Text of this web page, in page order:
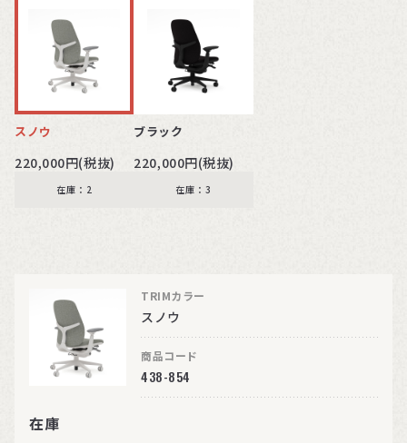
スノウ
220,000円(税抜)
在庫：2
ブラック
220,000円(税抜)
在庫：3
TRIMカラー
スノウ
商品コード
438-854
在庫